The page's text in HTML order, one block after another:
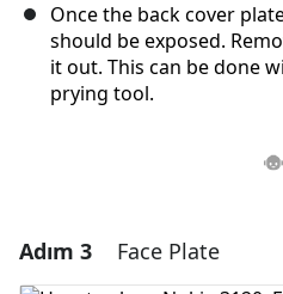
Once the back cover
should be exposed.
it out. This can be done
prying tool.
Adım 3 Face Plate